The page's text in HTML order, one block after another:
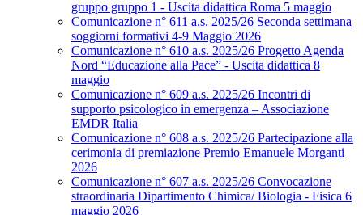
gruppo gruppo 1 - Uscita didattica Roma 5 maggio
Comunicazione n° 611 a.s. 2025/26 Seconda settimana
soggiorni formativi 4-9 Maggio 2026
Comunicazione n° 610 a.s. 2025/26 Progetto Agenda
Nord “Educazione alla Pace” - Uscita didattica 8
maggio
Comunicazione n° 609 a.s. 2025/26 Incontri di
supporto psicologico in emergenza – Associazione
EMDR Italia
Comunicazione n° 608 a.s. 2025/26 Partecipazione alla
cerimonia di premiazione Premio Emanuele Morganti
2026
Comunicazione n° 607 a.s. 2025/26 Convocazione
straordinaria Dipartimento Chimica/ Biologia - Fisica 6
maggio 2026